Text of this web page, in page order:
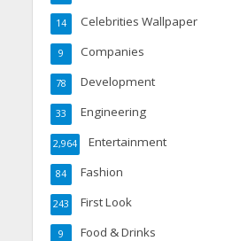
Celebrities Wallpaper
14
Companies
9
Development
78
Engineering
33
Entertainment
2,964
Fashion
84
First Look
243
Food & Drinks
9